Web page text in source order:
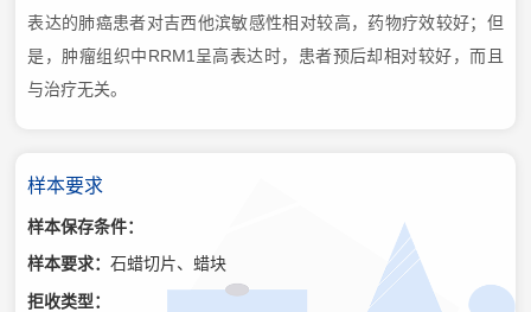
表达的肺癌患者对吉西他滨敏感性相对较高，药物疗效较好；但
是，肿瘤组织中RRM1呈高表达时，患者预后却相对较好，而且
与治疗无关。
样本要求
样本保存条件：
样本要求：石蜡切片、蜡块
拒收类型：